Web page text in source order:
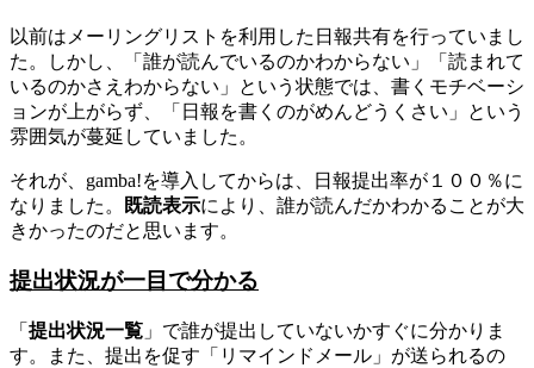
以前はメーリングリストを利用した日報共有を行っていまし
た。しかし、「誰が読んでいるのかわからない」「読まれて
いるのかさえわからない」という状態では、書くモチベーシ
ョンが上がらず、「日報を書くのがめんどうくさい」という
雰囲気が蔓延していました。
それが、gamba!を導入してからは、日報提出率が１００％に
なりました。
既読表示により、誰が読んだかわかることが大
きかったのだと思います。
提出状況が一目で分かる
「 提出状況一覧 」で誰が提出していないかすぐに分かりま
す。また、提出を促す「リマインドメール」が送られるの